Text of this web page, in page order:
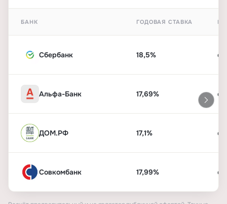
БАНК ГОДОВАЯ СТАВКА
Сбербанк 18,5%
Альфа-Банк 17,69%
ДОМ.РФ 17,1%
Совкомбанк 17,99%